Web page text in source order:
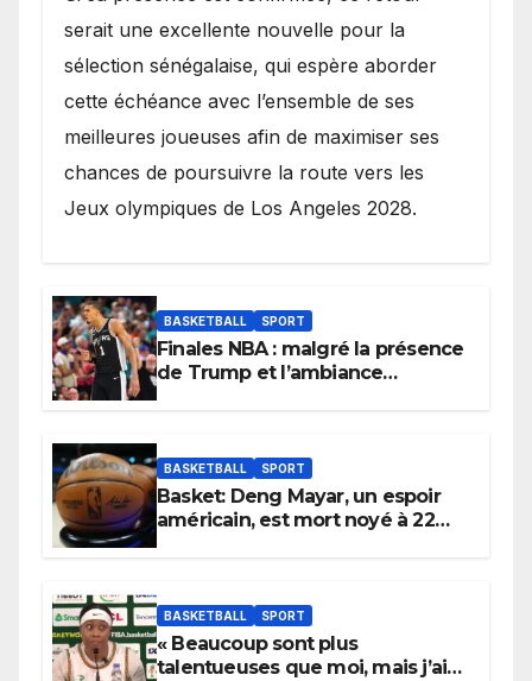
serait une excellente nouvelle pour la
sélection sénégalaise, qui espère aborder
cette échéance avec l’ensemble de ses
meilleures joueuses afin de maximiser ses
chances de poursuivre la route vers les
Jeux olympiques de Los Angeles 2028.
BASKETBALL SPORT
Finales NBA : malgré la présence
de Trump et l’ambiance
BASKETBALL SPORT
Basket: Deng Mayar, un espoir
américain, est mort noyé à 22
BASKETBALL SPORT
« Beaucoup sont plus
talentueuses que moi, mais j’ai